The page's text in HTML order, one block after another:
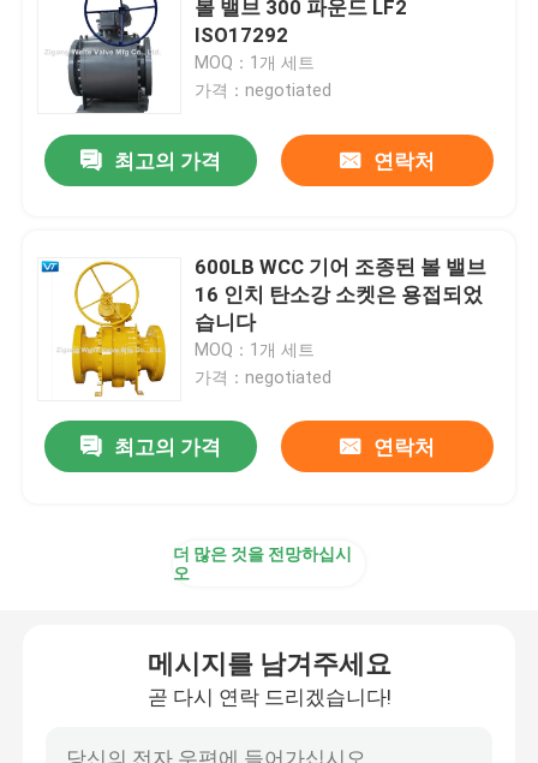
극저온 볼 밸브
한국수력원자력 파워 밸브
고압 고온 볼 밸브
볼 밸브 300 파운드 LF2
ISO17292
MOQ：1개 세트
가격：negotiated
최고의 가격 연락처
600LB WCC 기어 조종된 볼 밸브
16 인치 탄소강 소켓은 용접되었
습니다
MOQ：1개 세트
가격：negotiated
최고의 가격 연락처
더 많은 것을 전망하십시
오
메시지를 남겨주세요
곧 다시 연락 드리겠습니다!